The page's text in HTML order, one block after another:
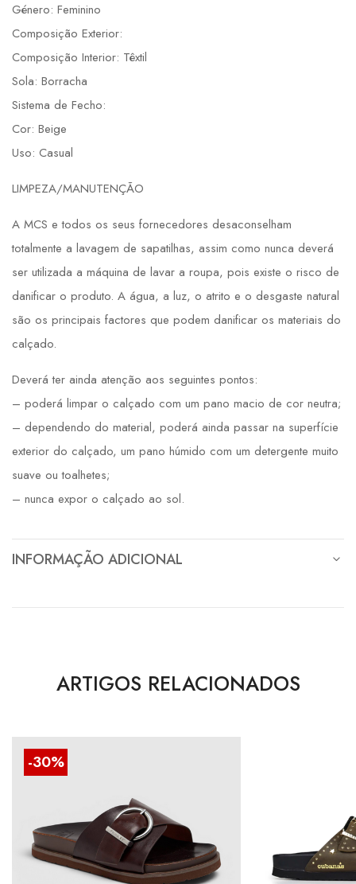
Género: Feminino
Composição Exterior:
Composição Interior: Têxtil
Sola: Borracha
Sistema de Fecho:
Cor: Beige
Uso: Casual
LIMPEZA/MANUTENÇÃO
A MCS e todos os seus fornecedores desaconselham
totalmente a lavagem de sapatilhas, assim como nunca deverá
ser utilizada a máquina de lavar a roupa, pois existe o risco de
danificar o produto. A água, a luz, o atrito e o desgaste natural
são os principais factores que podem danificar os materiais do
calçado.
Deverá ter ainda atenção aos seguintes pontos:
– poderá limpar o calçado com um pano macio de cor neutra;
– dependendo do material, poderá ainda passar na superfície
exterior do calçado, um pano húmido com um detergente muito
suave ou toalhetes;
– nunca expor o calçado ao sol.
INFORMAÇÃO ADICIONAL
ARTIGOS RELACIONADOS
-30%